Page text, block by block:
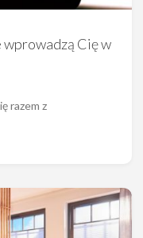
Cię w
razem z